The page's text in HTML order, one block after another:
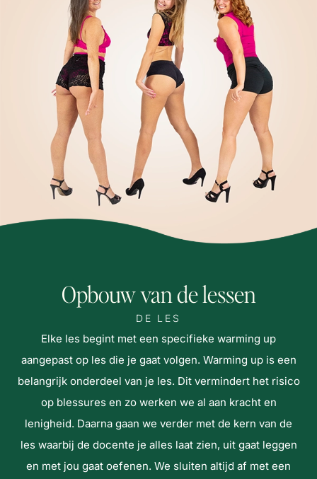
Opbouw van de lessen
DE LES
Elke les begint met een specifieke warming up
aangepast op les die je gaat volgen. Warming up is een
belangrijk onderdeel van je les. Dit vermindert het risico
op blessures en zo werken we al aan kracht en
lenigheid. Daarna gaan we verder met de kern van de
les waarbij de docente je alles laat zien, uit gaat leggen
en met jou gaat oefenen. We sluiten altijd af met een